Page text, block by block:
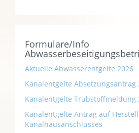
Formulare/Info
Aktuelle Abwasserentgelte 2026
Kanalentgelte Absetzungsantrag
Kanalentgelte Trubstoffmeldung
Kanalentgelte Antrag auf
Kanalhausanschlusses